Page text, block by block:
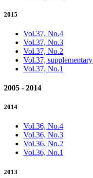
2015
Vol.37, No.4
Vol.37, No.3
Vol.37, No.2
Vol.37, supplementary
Vol.37, No.1
2005 - 2014
2014
Vol.36, No.4
Vol.36, No.3
Vol.36, No.2
Vol.36, No.1
2013